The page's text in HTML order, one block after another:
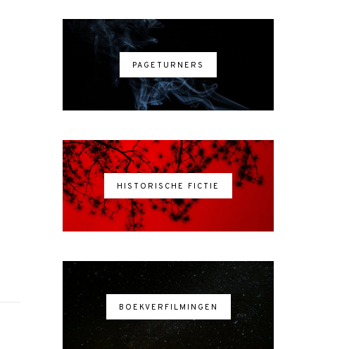
PAGETURNERS
HISTORISCHE FICTIE
BOEKVERFILMINGEN